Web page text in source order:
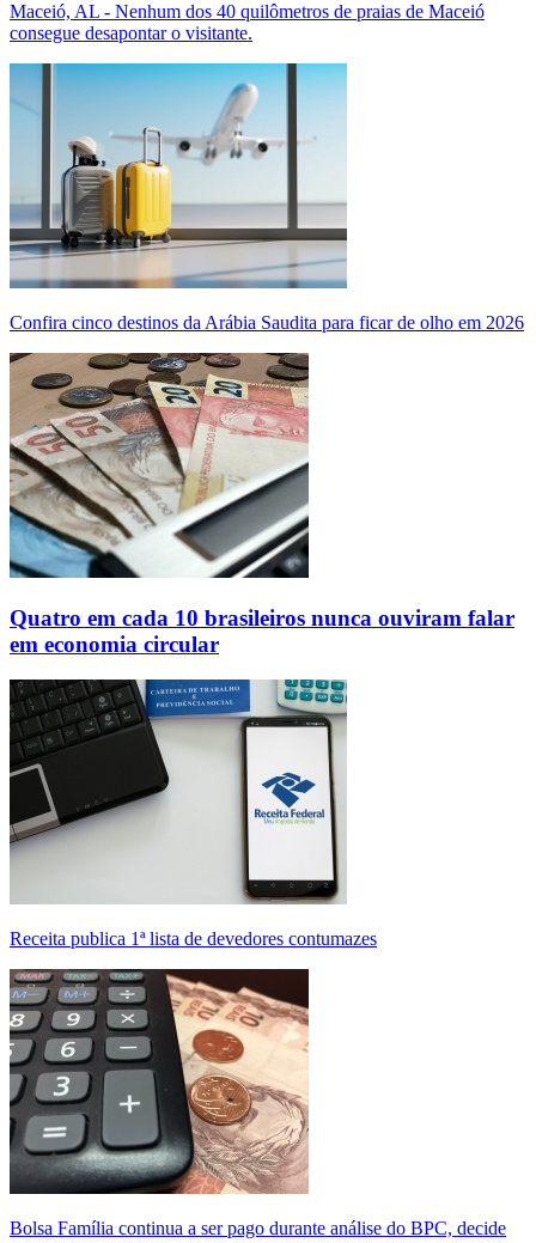
Maceió, AL - Nenhum dos 40 quilômetros de praias de Maceió
consegue desapontar o visitante.
Confira cinco destinos da Arábia Saudita para ficar de olho em 2026
Quatro em cada 10 brasileiros nunca ouviram falar
em economia circular
Receita publica 1ª lista de devedores contumazes
Bolsa Família continua a ser pago durante análise do BPC, decide